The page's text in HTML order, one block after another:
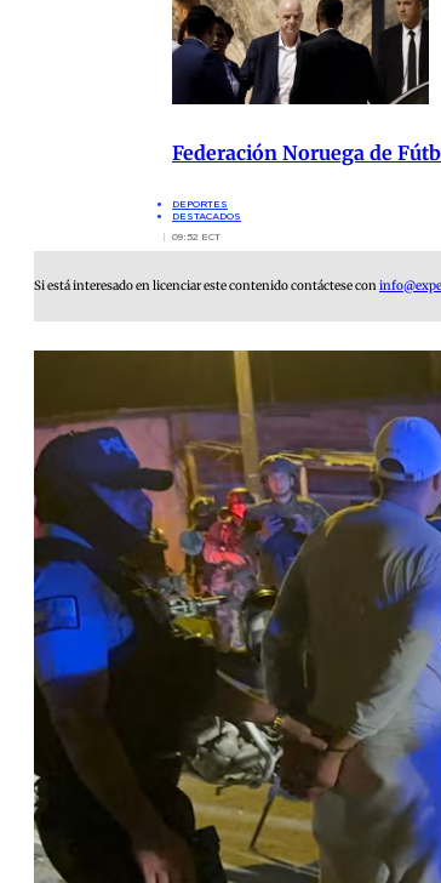
Federación Noruega de
DEPORTES
DESTACADOS
09:52 ECT
Si está interesado en licenciar este contenido contáctese con